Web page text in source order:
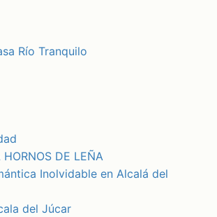
Río Tranquilo
HORNOS DE LEÑA
Inolvidable en Alcalá del
del Júcar